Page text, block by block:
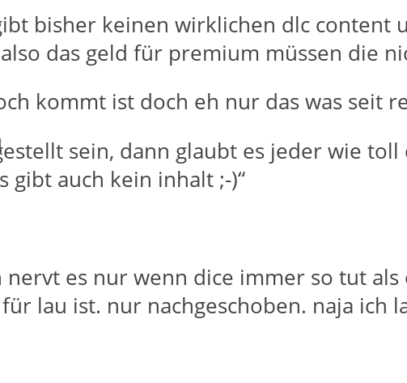
bisher keinen wirklichen dlc content
das geld für premium müssen die
kommt ist doch eh nur das was seit
sein, dann glaubt es jeder wie
gibt auch kein inhalt ;-)“
nervt es nur wenn dice immer so tut
lau ist. nur nachgeschoben. naja ich